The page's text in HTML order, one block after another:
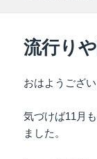
流行り
おはようござい
気づけば11月
ました。